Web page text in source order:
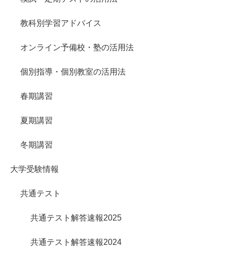
教科別学習アドバイス
オンライン予備校・塾の活用法
個別指導・個別教室の活用法
春期講習
夏期講習
冬期講習
大学受験情報
共通テスト
共通テスト解答速報2025
共通テスト解答速報2024